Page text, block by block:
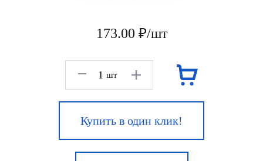
173.00 ₽/шт
шт
Купить в один клик!